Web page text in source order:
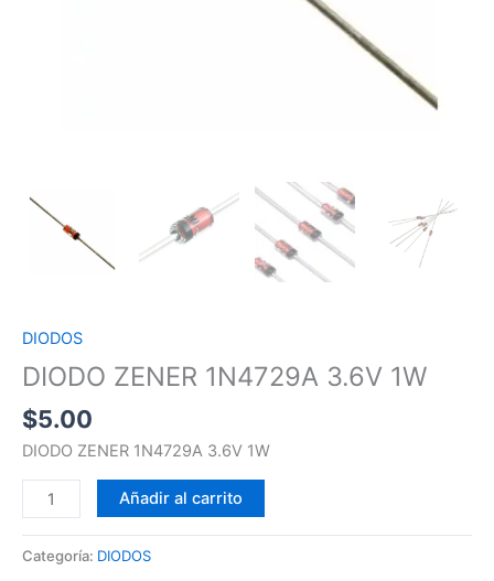
DIODOS
DIODO ZENER 1N4729A 3.6V 1W
$5.00
DIODO ZENER 1N4729A 3.6V 1W
Añadir al carrito
Categoría: DIODOS